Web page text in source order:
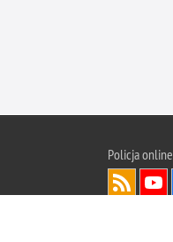
Policjaonline